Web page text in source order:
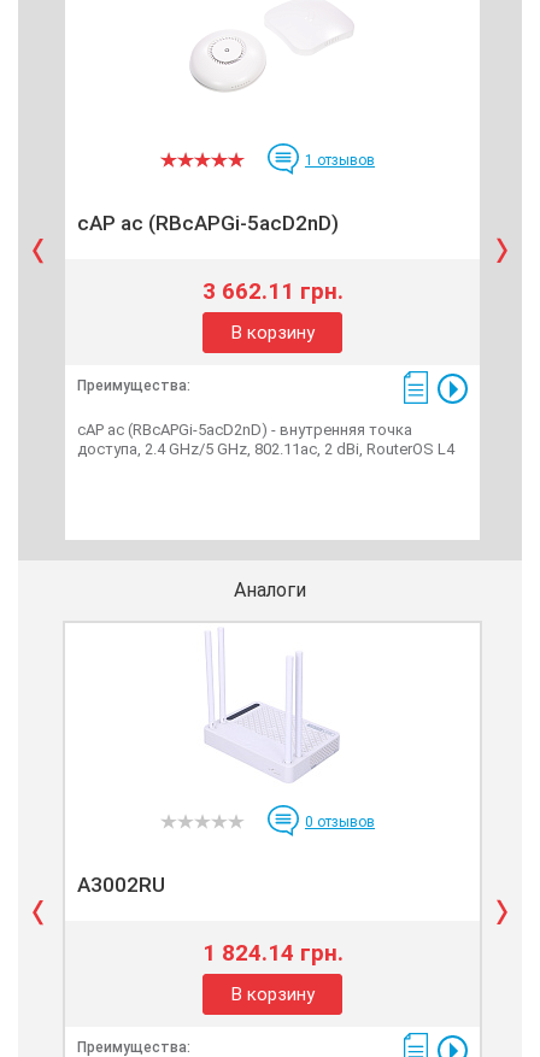
1 отзывов
cAP ac (RBcAPGi-5acD2nD)
3 662.11 грн.
В корзину
Преимущества:
cAP ac (RBcAPGi-5acD2nD) - внутренняя точка
доступа, 2.4 GHz/5 GHz, 802.11ac, 2 dBi, RouterOS L4
Аналоги
0 отзывов
A3002RU
1 824.14 грн.
В корзину
Преимущества: